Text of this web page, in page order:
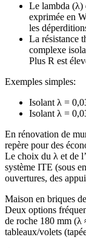
Le lambda (λ)
exprimée en
les
La résistance
complexe
Plus R est
Exemples simples:
Isolant λ =
Isolant λ =
En rénovation de
repère pour des
Le choix du λ et de
système ITE (sous
ouvertures, des
Maison en briques
Deux options
de roche 180 mm (λ
tableaux/volets